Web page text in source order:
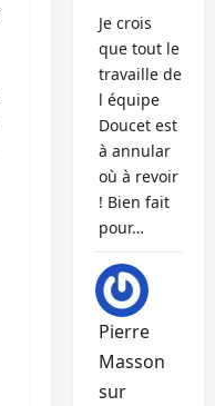
Je crois
que tout le
travaille de
l équipe
Doucet est
à annular
où à revoir
! Bien fait
pour…
Pierre
Masson
sur